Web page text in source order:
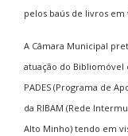
pelos baús de livros
A Câmara Municipal
atuação do
PADES (Programa de
da RIBAM (Rede
Alto Minho) tendo em